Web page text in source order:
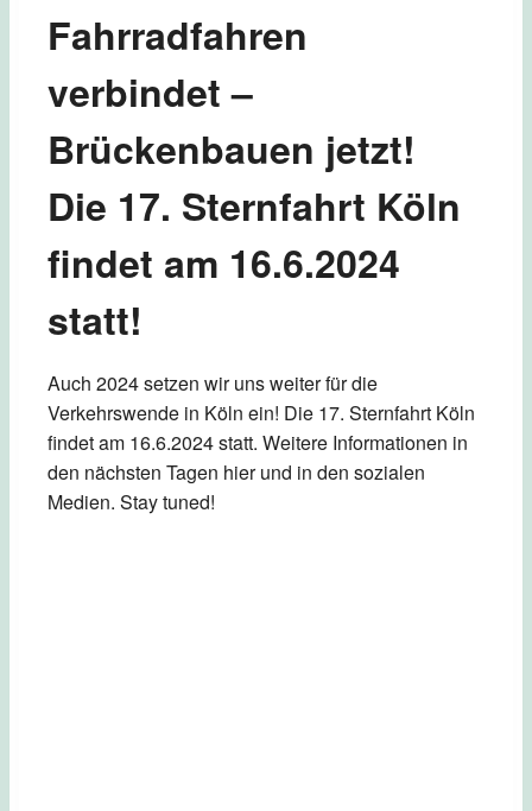
Fahrradfahren
verbindet –
Brückenbauen jetzt!
Die 17. Sternfahrt Köln
findet am 16.6.2024
statt!
Auch 2024 setzen wir uns weiter für die
Verkehrswende in Köln ein! Die 17. Sternfahrt Köln
findet am 16.6.2024 statt. Weitere Informationen in
den nächsten Tagen hier und in den sozialen
Medien. Stay tuned!